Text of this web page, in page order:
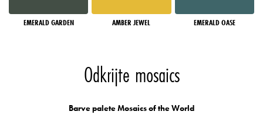
EMERALD GARDEN AMBER JEWEL EMERALD OASE
Odkrijte mosaics
Barve palete Mosaics of the World